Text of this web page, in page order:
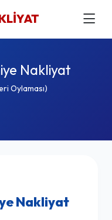
Nakliyat
Oylaması)
Nakliyat